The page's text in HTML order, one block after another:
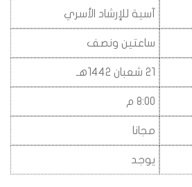
آسية للإرشاد الأسري
ساعتين ونصف
21 شعبان 1442هـ
8:00 م
مجانا
يوجد